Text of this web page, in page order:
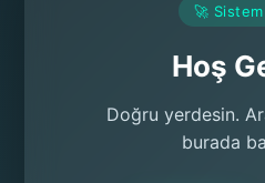
🚀
Hoş
Doğru yerdesin.
burada